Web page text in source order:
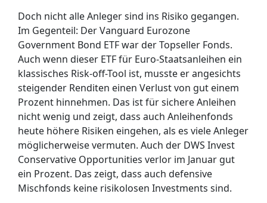
Doch nicht alle Anleger sind ins Risiko gegangen.
Im Gegenteil: Der Vanguard Eurozone
Government Bond ETF war der Topseller Fonds.
Auch wenn dieser ETF für Euro-Staatsanleihen ein
klassisches Risk-off-Tool ist, musste er angesichts
steigender Renditen einen Verlust von gut einem
Prozent hinnehmen. Das ist für sichere Anleihen
nicht wenig und zeigt, dass auch Anleihenfonds
heute höhere Risiken eingehen, als es viele Anleger
möglicherweise vermuten. Auch der DWS Invest
Conservative Opportunities verlor im Januar gut
ein Prozent. Das zeigt, dass auch defensive
Mischfonds keine risikolosen Investments sind.